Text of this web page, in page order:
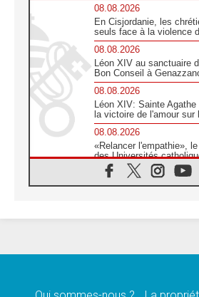
08.08.2026
En Cisjordanie, les
seuls face à la violence
08.08.2026
Léon XIV au sanctuaire
Bon Conseil à
08.08.2026
Léon XIV: Sainte
la victoire de l'amour sur
08.08.2026
«Relancer l'empathie»,
des Universités
08.08.2026
Signis 2026, donner la
07.08.2026